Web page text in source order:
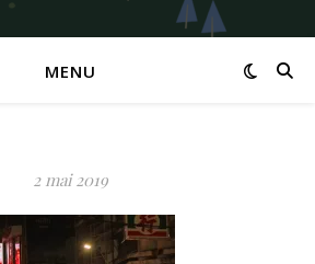
MENU
2 mai 2019